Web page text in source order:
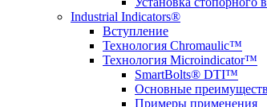
Industrial Indicators®
Вступление
Технология Chromaulic™
Технология Microindicator™
SmartBolts® DTI™
Основные
Примеры применения